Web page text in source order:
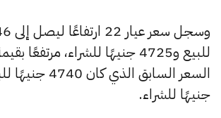
جنيهًا للشراء.